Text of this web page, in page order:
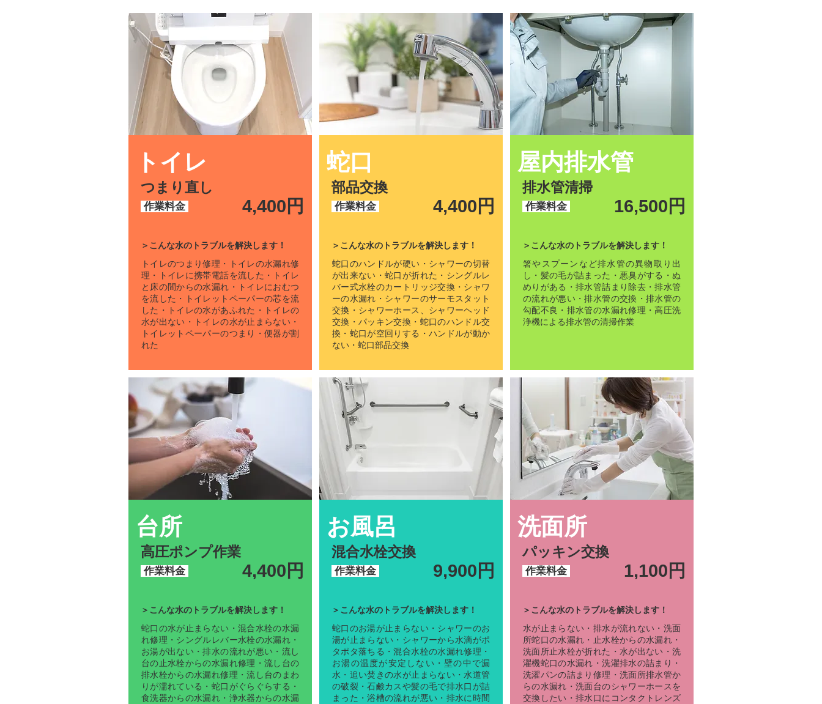
トイレ
作業料金
つまり直し
4,400円
＞こんな水のトラブルを解決します！
トイレのつまり修理・トイレの水漏れ修
理・トイレに携帯電話を流した・トイレ
と床の間からの水漏れ・トイレにおむつ
を流した・トイレットペーパーの芯を流
した・トイレの水があふれた・トイレの
水が出ない・トイレの水が止まらない・
トイレットペーパーのつまり・便器が割
れた
台所
作業料金
高圧ポンプ作業
4,400円
＞こんな水のトラブルを解決します！
蛇口の水が止まらない・混合水栓の水漏
れ修理・シングルレバー水栓の水漏れ・
お湯が出ない・排水の流れが悪い・流し
台の止水栓からの水漏れ修理・流し台の
排水栓からの水漏れ修理・流し台のまわ
りが濡れている・蛇口がぐらぐらする・
食洗器からの水漏れ・浄水器からの水漏
蛇口
作業料金
部品交換
4,400円
＞こんな水のトラブルを解決します！
蛇口のハンドルが硬い・シャワーの切替
が出来ない・蛇口が折れた・シングルレ
バー式水栓のカートリッジ交換・シャワ
ーの水漏れ・シャワーのサーモスタット
交換・シャワーホース、シャワーヘッド
交換・パッキン交換・蛇口のハンドル交
換・蛇口が空回りする・ハンドルが動か
ない・蛇口部品交換
お風呂
作業料金
混合水栓交換
9,900円
＞こんな水のトラブルを解決します！
蛇口のお湯が止まらない・シャワーのお
湯が止まらない・シャワーから水滴がポ
タポタ落ちる・混合水栓の水漏れ修理・
お湯の温度が安定しない・壁の中で漏
水・追い焚きの水が止まらない・水道管
の破裂・石鹸カスや髪の毛で排水口が詰
まった・浴槽の流れが悪い・排水に時間
屋内排水管
作業料金
排水管清掃
16,500円
＞こんな水のトラブルを解決します！
箸やスプーンなど排水管の異物取り出
し・髪の毛が詰まった・悪臭がする・ぬ
めりがある・排水管詰まり除去・排水管
の流れが悪い・排水管の交換・排水管の
勾配不良・排水管の水漏れ修理・高圧洗
浄機による排水管の清掃作業
洗面所
作業料金
パッキン交換
1,100円
＞こんな水のトラブルを解決します！
水が止まらない・排水が流れない・洗面
所蛇口の水漏れ・止水栓からの水漏れ・
洗面所止水栓が折れた・水が出ない・洗
濯機蛇口の水漏れ・洗濯排水の詰まり・
洗濯パンの詰まり修理・洗面所排水管か
らの水漏れ・洗面台のシャワーホースを
交換したい ・排水口にコンタクトレンズ